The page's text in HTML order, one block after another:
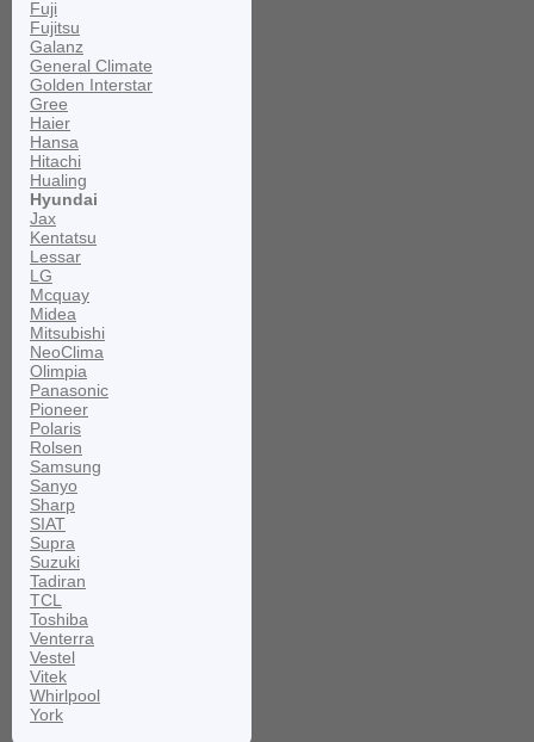
Fuji
Fujitsu
Galanz
General Climate
Golden Interstar
Gree
Haier
Hansa
Hitachi
Hualing
Hyundai
Jax
Kentatsu
Lessar
LG
Mcquay
Midea
Mitsubishi
NeoClima
Olimpia
Panasonic
Pioneer
Polaris
Rolsen
Samsung
Sanyo
Sharp
SIAT
Supra
Suzuki
Tadiran
TCL
Toshiba
Venterra
Vestel
Vitek
Whirlpool
York